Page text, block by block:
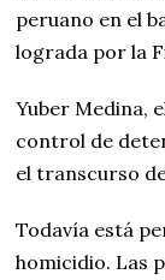
peruano en el
lograda por la
Yuber Medina,
control de
el transcurso
Todavía está
homicidio. Las